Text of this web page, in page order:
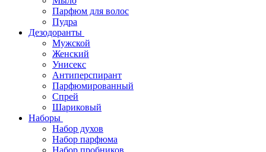
Парфюм для волос
Пудра
Дезодоранты
Мужской
Женский
Унисекс
Антиперспирант
Парфюмированный
Спрей
Шариковый
Наборы
Набор духов
Набор парфюма
Набор пробников